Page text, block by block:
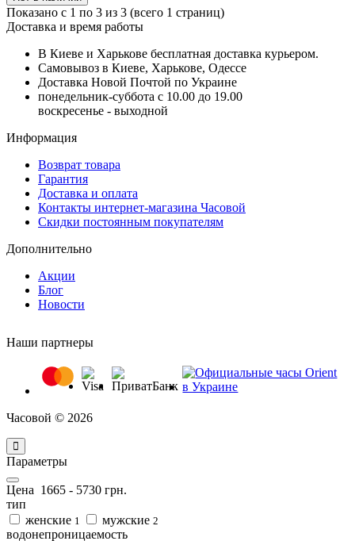
Показано с 1 по 3 из 3 (всего 1 страниц)
Доставка и время работы
В Киеве и Харькове бесплатная доставка курьером.
Самовывоз в Киеве, Харькове, Одессе
Доставка Новой Почтой по Украине
понедельник-суббота с 10.00 до 19.00
воскресенье - выходной
Информация
Возврат товара
Гарантия
Доставка и оплата
Контакты интернет-магазина Часовой
Скидки постоянным покупателям
Дополнительно
Акции
Блог
Новости
Наши партнеры
Часовой © 2026
Параметры
Цена 1665 - 5730 грн.
тип
женские 1 мужские 2
водонепроницаемость